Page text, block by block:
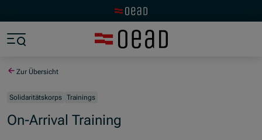
Zur Übersicht
Solidaritätskorps Trainings
On-Arrival Training